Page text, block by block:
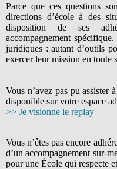
Parce que ces questions
directions d’école à des
disposition de ses
accompagnement
juridiques : autant d’outils
exercer leur mission en toute
Vous n’avez pas pu assister
disponible sur votre espace
>> Je visionne le replay
Vous n’êtes pas encore
d’un accompagnement sur-
pour une École qui respecte